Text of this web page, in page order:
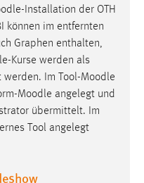
-Installation der OTH
können im entfernten
Graphen enthalten,
-Kurse werden als
Im Tool-Moodle
Moodle angelegt und
übermittelt. Im
Tool angelegt